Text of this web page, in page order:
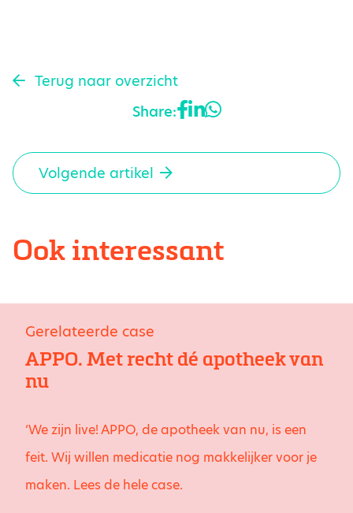
Terug naar overzicht
Volgende artikel
Share:
Ook interessant
Gerelateerde case
APPO. Met recht dé apotheek van
nu
‘We zijn live! APPO, de apotheek van nu, is een
feit. Wij willen medicatie nog makkelijker voor je
maken. Lees de hele case.